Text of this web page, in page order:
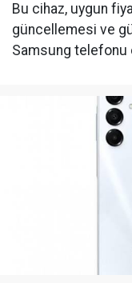
Bu cihaz, uygun
güncellemesi ve
Samsung telefonu